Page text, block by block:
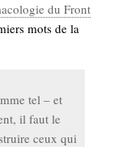
du Front
mots de la
tel – et
il faut le
ceux qui